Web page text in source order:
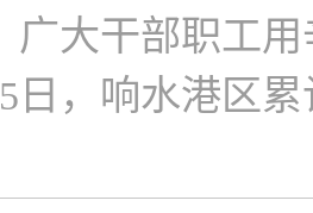
广大干部职工
日，响水港区